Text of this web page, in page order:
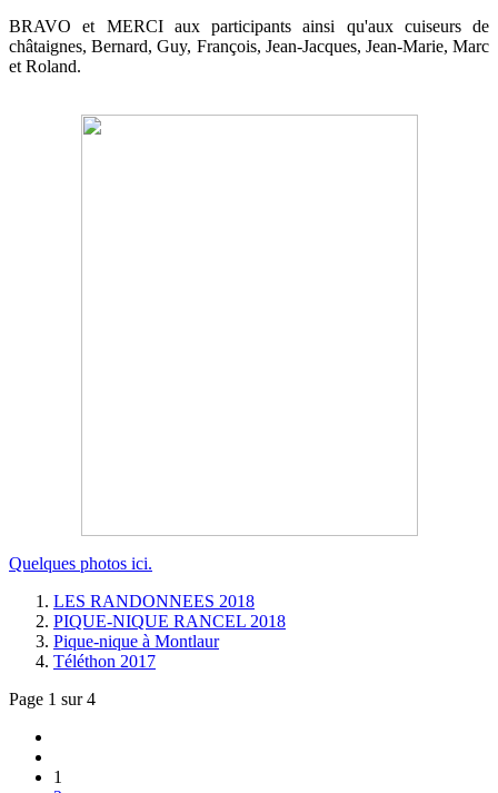
BRAVO et MERCI aux participants ainsi qu'aux cuiseurs de
châtaignes, Bernard, Guy, François, Jean-Jacques, Jean-Marie, Marc
et Roland.
Quelques photos ici.
LES RANDONNEES 2018
PIQUE-NIQUE RANCEL 2018
Pique-nique à Montlaur
Téléthon 2017
Page 1 sur 4
1